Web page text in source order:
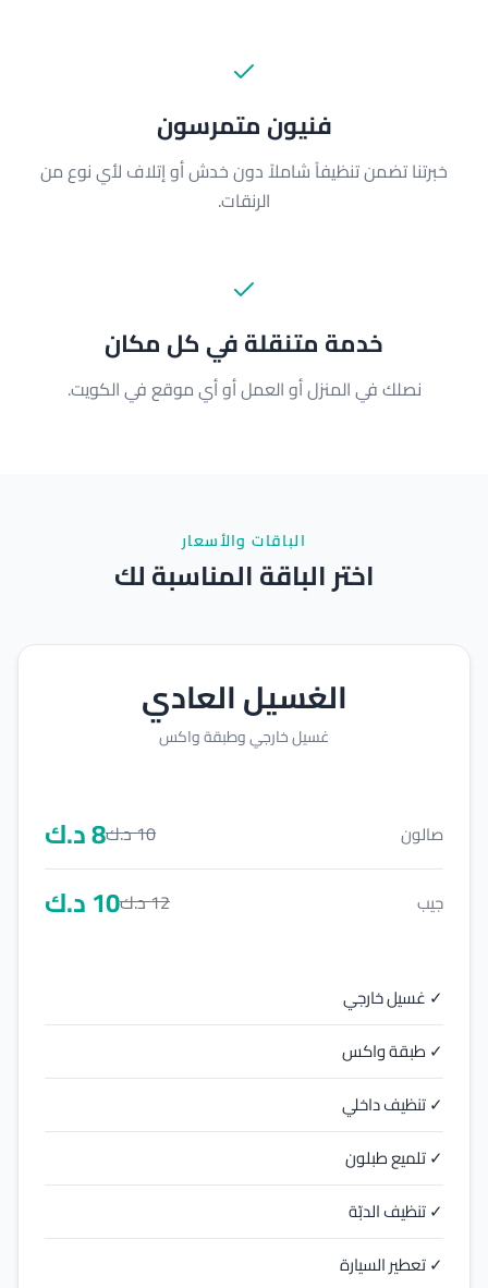
فنيون متمرسون
خبرتنا تضمن تنظيفاً شاملاً دون خدش أو إتلاف لأي نوع من
الرنقات.
خدمة متنقلة في كل مكان
نصلك في المنزل أو العمل أو أي موقع في الكويت.
الباقات والأسعار
اختر الباقة المناسبة لك
الغسيل العادي
غسيل خارجي وطبقة واكس
صالون 10د.ك8د.ك
جيب 12د.ك10د.ك
✓ غسيل خارجي
✓ طبقة واكس
✓ تنظيف داخلي
✓ تلميع طبلون
✓ تنظيف الدبّة
✓ تعطير السيارة